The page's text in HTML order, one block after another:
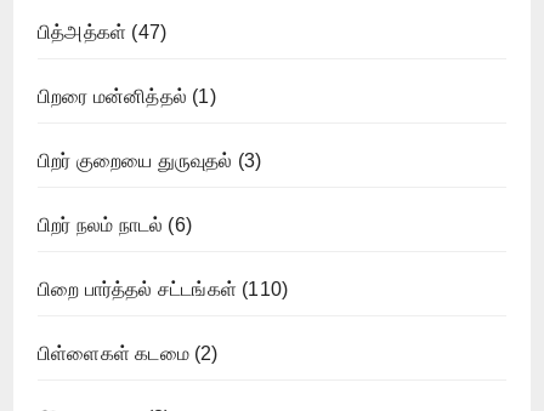
பித்அத்கள் (47)
பிறரை மன்னித்தல் (1)
பிறர் குறையை துருவுதல் (3)
பிறர் நலம் நாடல் (6)
பிறை பார்த்தல் சட்டங்கள் (110)
பிள்ளைகள் கடமை(2)